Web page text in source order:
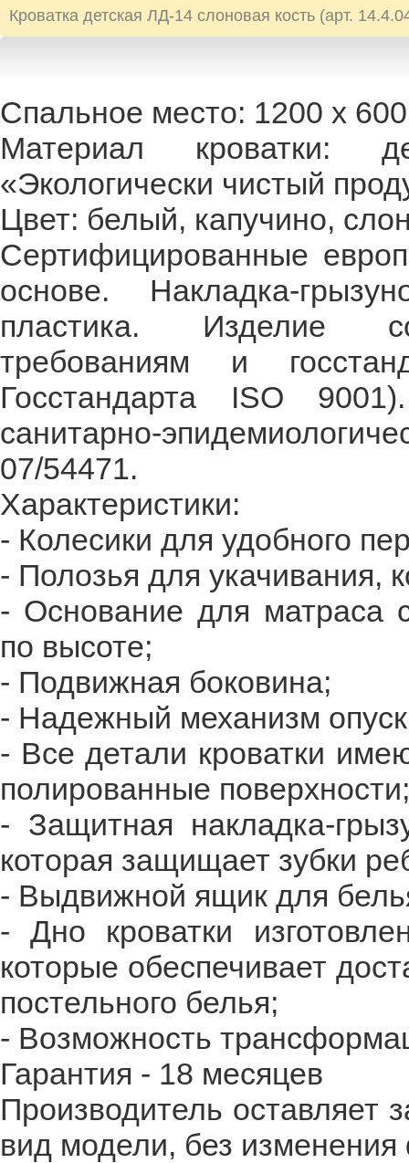
Кроватка детская ЛД-14 слоновая кость (арт.
Спальное место: 1200 х
Материал кроватки:
«Экологически чистый
Цвет: белый, капучино,
Сертифицированные
основе. Накладка-
пластика. Изделие
требованиям и
Госстандарта ISO
санитарно-
07/54471.
Характеристики:
- Колесики для удобного
- Полозья для укачивания,
- Основание для матраса
по высоте;
- Подвижная боковина;
- Надежный механизм
- Все детали кроватки
полированные поверхности;
- Защитная накладка-
которая защищает зубки
- Выдвижной ящик для
- Дно кроватки
которые обеспечивает
постельного белья;
- Возможность
Гарантия - 18 месяцев
Производитель оставляет
вид модели, без